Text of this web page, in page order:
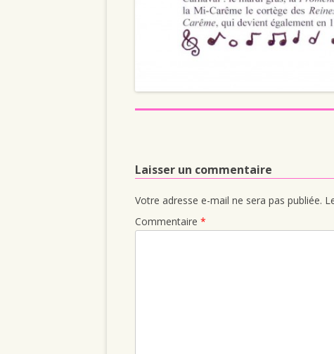
Laisser un commentaire
Votre adresse e-mail ne sera pas publiée.
Commentaire *